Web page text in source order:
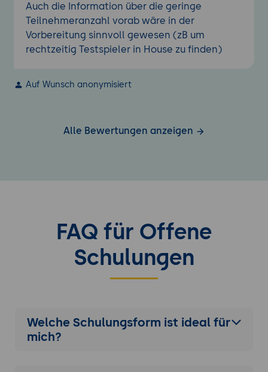
Auch die Information über die geringe
Teilnehmeranzahl vorab wäre in der
Vorbereitung sinnvoll gewesen (zB um
rechtzeitig Testspieler in House zu finden)
Auf Wunsch anonymisiert
Alle Bewertungen anzeigen
FAQ für Offene
Schulungen
Welche Schulungsform ist ideal für
mich?